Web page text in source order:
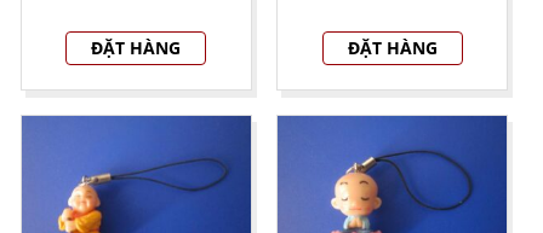
ĐẶT HÀNG ĐẶT HÀNG